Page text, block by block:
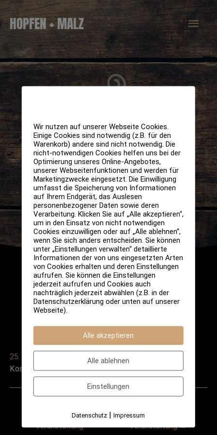
Zum
Inhalt
springen
HOPFEN + MALZ
25. April 2024
Kosten: 15€ pro Person
Veranstaltung
Veranstaltung→
Wir nutzen auf unserer Webseite Cookies.
Einige Cookies sind notwendig (z.B. für den
Warenkorb) andere sind nicht notwendig. Die
nicht-notwendigen Cookies helfen uns bei der
Optimierung unseres Online-Angebotes,
unserer Webseitenfunktionen und werden für
Marketingzwecke eingesetzt. Die Einwilligung
umfasst die Speicherung von Informationen
auf Ihrem Endgerät, das Auslesen
personenbezogener Daten sowie deren
Verarbeitung. Klicken Sie auf „Alle akzeptieren“,
um in den Einsatz von nicht notwendigen
Cookies einzuwilligen oder auf „Alle ablehnen“,
wenn Sie sich anders entscheiden. Sie können
unter „Einstellungen verwalten“ detaillierte
Informationen der von uns eingesetzten Arten
von Cookies erhalten und deren Einstellungen
aufrufen. Sie können die Einstellungen
jederzeit aufrufen und Cookies auch
nachträglich jederzeit abwählen (z.B. in der
Datenschutzerklärung oder unten auf unserer
Webseite).
Alle akzeptieren
Alle ablehnen
Einstellungen
Datenschutz |Impressum